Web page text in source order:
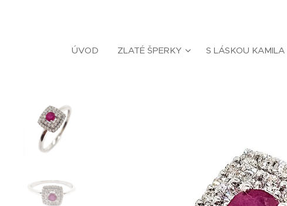
ÚVOD ZLATÉ ŠPERKY S LÁSKOU